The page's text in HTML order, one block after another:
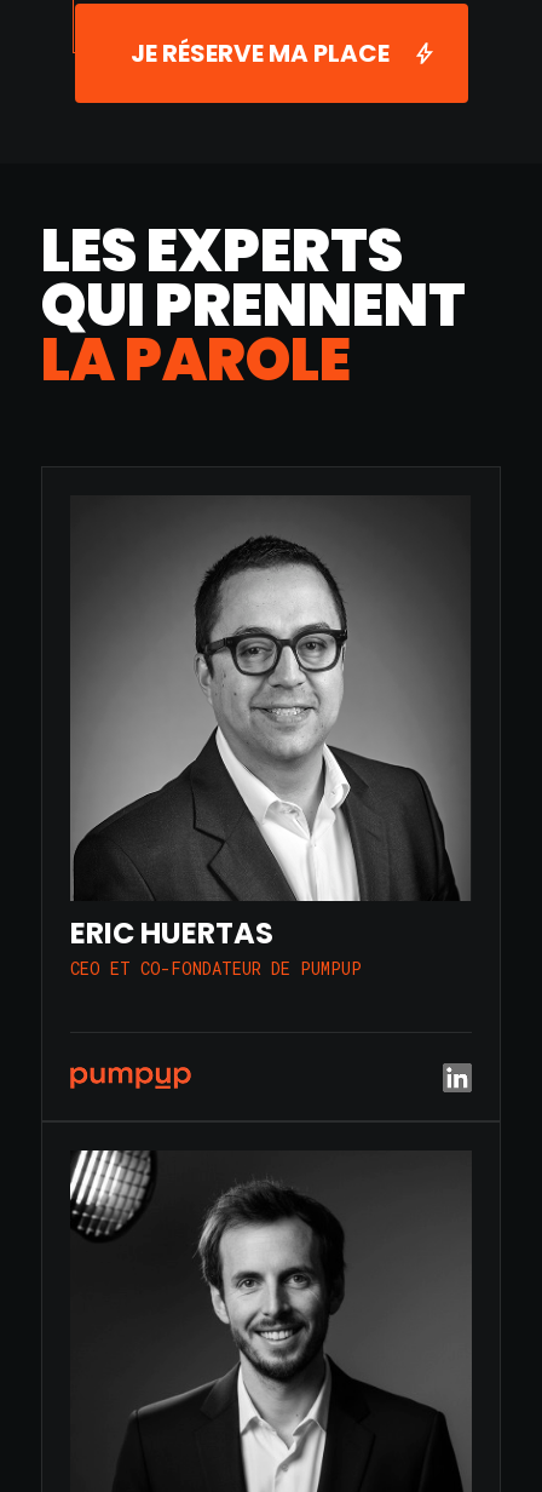
JE RÉSERVE MA PLACE
LES EXPERTS
QUI PRENNENT
LA PAROLE
ERIC HUERTAS
CEO ET CO-FONDATEUR DE PUMPUP